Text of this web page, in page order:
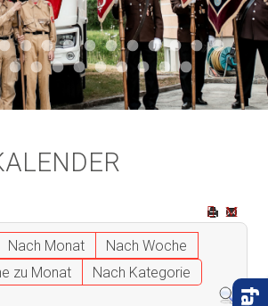
044
Aktuell 043
Aktuell 041
Aktuell 042
Aktuell 035
Aktuell 031
Aktuell 032
Aktuell 033
Aktuell 029
Aktuell 027
Aktuell 026
Start
019
Auto 010Start 010Start 002
Auto 002
Auto 009Auto 006Start 008
Start 005Start 003Start 006
Nach Monat
Nach Woche
zu Monat Nach Kategorie